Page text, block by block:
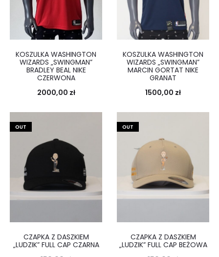
KOSZULKA WASHINGTON
WIZARDS „SWINGMAN”
BRADLEY BEAL NIKE
CZERWONA
2000,00 zł
KOSZULKA WASHINGTON
WIZARDS „SWINGMAN”
MARCIN GORTAT NIKE
GRANAT
1500,00 zł
OUT
CZAPKA Z DASZKIEM
„LUDZIK” FULL CAP CZARNA
OUT
CZAPKA Z DASZKIEM
„LUDZIK” FULL CAP BEŻOWA